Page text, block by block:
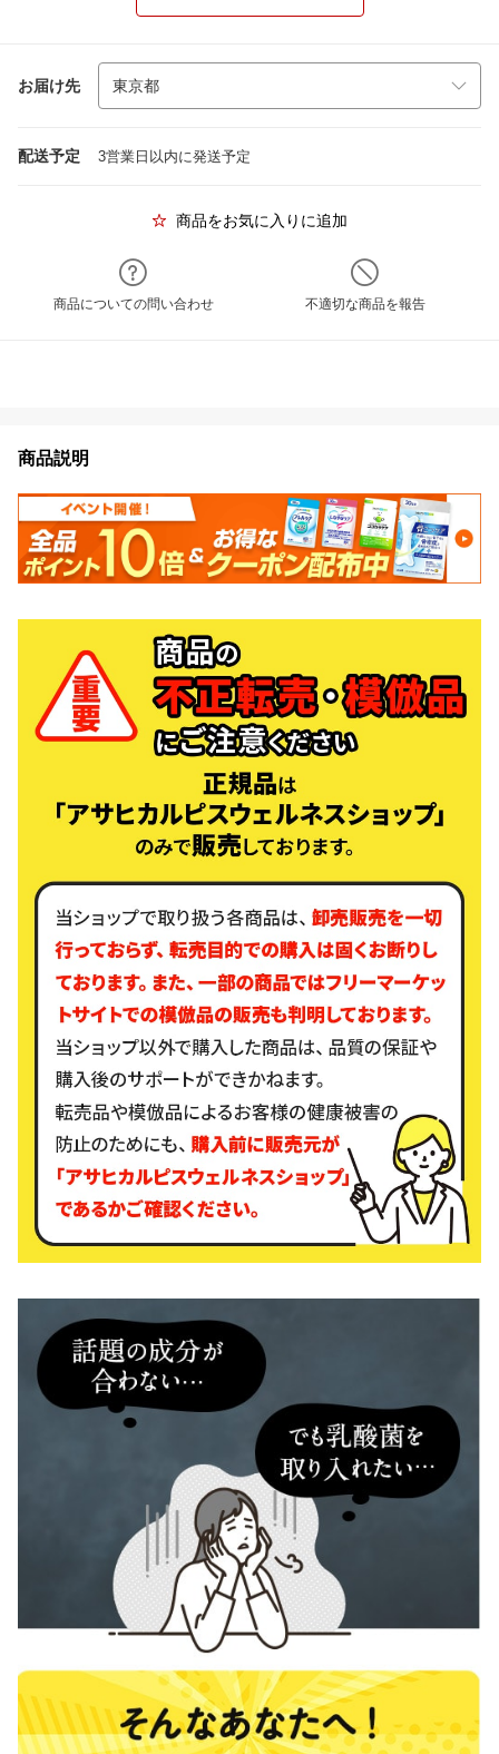
お届け先
配送予定 3営業日以内に発送予定
商品をお気に入りに追加
商品についての問い合わせ 不適切な商品を報告
商品説明